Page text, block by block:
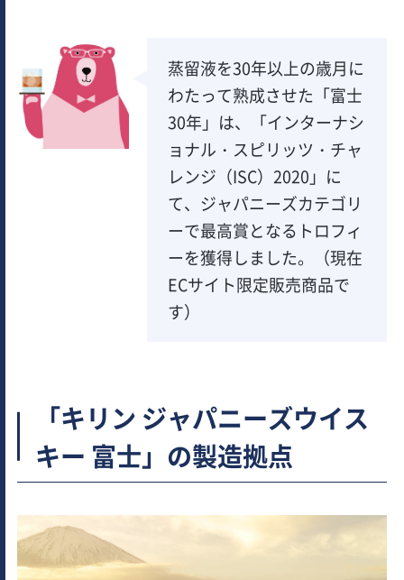
蒸留液を30年以上の歳月に
わたって熟成させた「富士
30年」は、「インターナシ
ョナル・スピリッツ・チャ
レンジ（ISC）2020」に
て、ジャパニーズカテゴリ
ーで最高賞となるトロフィ
ーを獲得しました。（現在
ECサイト限定販売商品で
す）
「キリン ジャパニーズウイス
キー 富士」の製造拠点